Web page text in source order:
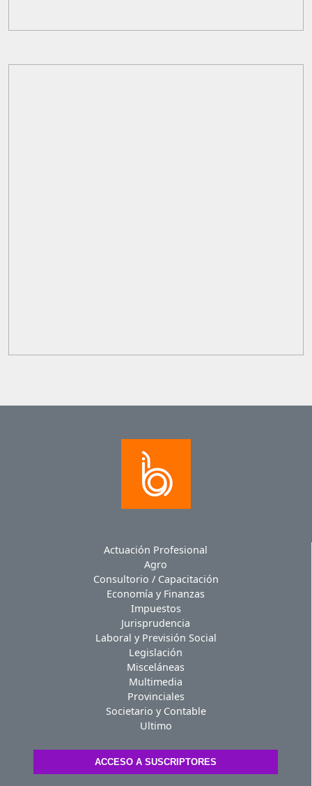
Actuación Profesional
Agro
Consultorio / Capacitación
Economía y Finanzas
Impuestos
Jurisprudencia
Laboral y Previsión Social
Legislación
Misceláneas
Multimedia
Provinciales
Societario y Contable
Ultimo
ACCESO A SUSCRIPTORES